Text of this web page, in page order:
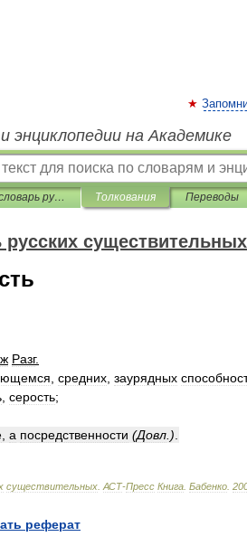
энциклопедии на Академике
Толковый словарь русских существительных Толкования Переводы
существительных
ж Разг.
средних заурядных
серость;
а посредственности (Довл .)
существительных АСТ-Пресс Книга Бабенко
реферат